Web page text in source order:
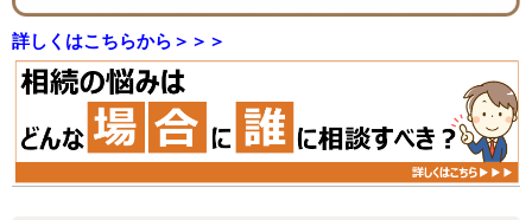
詳しくはこちらから＞＞＞